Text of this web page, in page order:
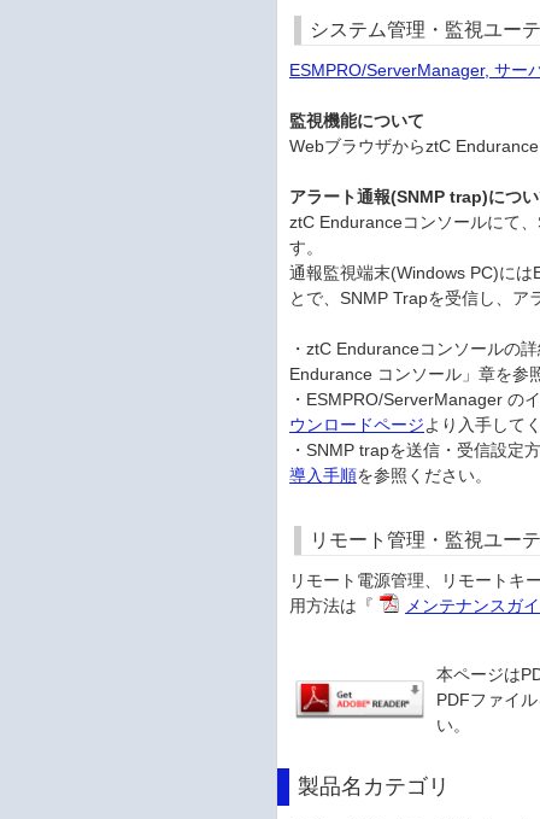
システム管理・監視ユー
ESMPRO/ServerManager, サー
監視機能について
WebブラウザからztC
アラート通報(SNMP trap)につ
ztC Enduranceコンソールにて
す。
通報監視端末(Windows PC)に
とで、SNMP Trapを受信し、ア
・ztC Enduranceコンソールの
Endurance コンソール」章を参
・ESMPRO/ServerManager の
ウンロードページより入手して
・SNMP trapを送信・受信設定
導入手順を参照ください。
リモート管理・監視ユー
リモート電源管理、リモートキ
用方法は『
メンテナンスガ
本ページは
PDFファイ
い。
製品名カテゴリ